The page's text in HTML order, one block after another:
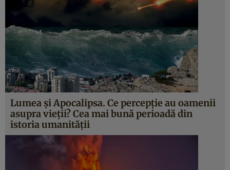
Lumea şi Apocalipsa. Ce percepţie au oamenii
asupra vieţii? Cea mai bună perioadă din
istoria umanităţii